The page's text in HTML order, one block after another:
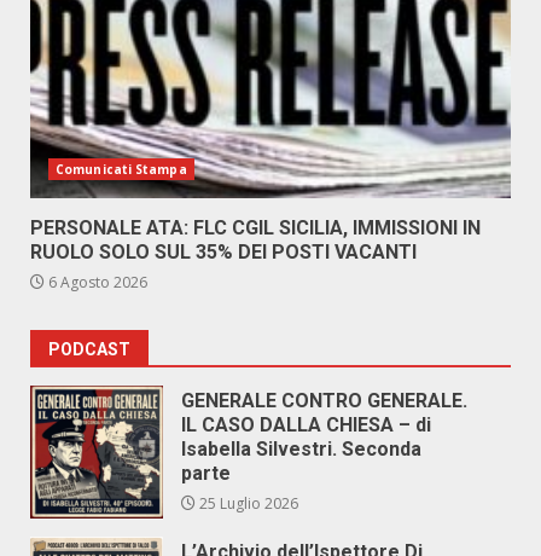
Comunicati Stampa
PERSONALE ATA: FLC CGIL SICILIA, IMMISSIONI IN
RUOLO SOLO SUL 35% DEI POSTI VACANTI
6 Agosto 2026
PODCAST
GENERALE CONTRO GENERALE.
IL CASO DALLA CHIESA – di
Isabella Silvestri. Seconda
parte
25 Luglio 2026